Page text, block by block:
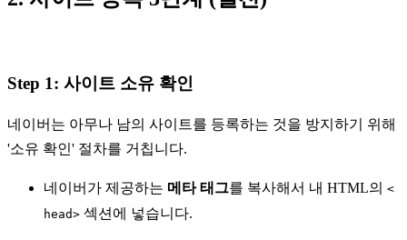
Step 1: 사이트 소유 확인
네이버는 아무나 남의 사이트를 등록하는 것을 방지하기 위해
'소유 확인' 절차를 거칩니다.
네이버가 제공하는 메타 태그를 복사해서 내 HTML의 <
head> 섹션에 넣습니다.